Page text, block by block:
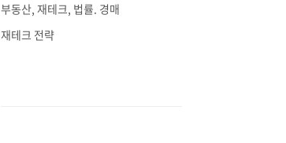
부동산, 재테크, 법률. 경매
재테크 전략